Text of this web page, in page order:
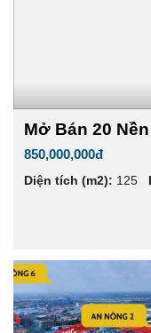
Mở Bán 20
850,000,000đ
Diện tích (m2): 125